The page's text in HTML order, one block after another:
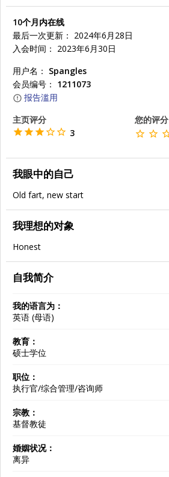
10个月内在线
最后一次更新： 2024年6月28日
入会时间： 2023年6月30日
用户名： Spangles
会员编号： 1211073
报告滥用
主页评分
3
您的评分
我眼中的自己
Old fart, new start
我理想的对象
Honest
自我简介
我的语言为：
英语 (母语)
教育：
硕士学位
职位：
执行官/综合管理/咨询师
宗教：
基督教徒
婚姻状况：
离异